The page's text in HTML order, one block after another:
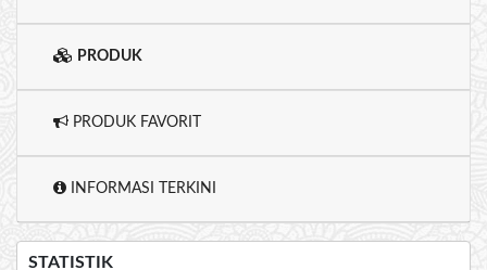
PRODUK
PRODUK FAVORIT
INFORMASI TERKINI
STATISTIK